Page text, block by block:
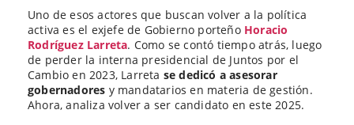
Uno de esos actores que buscan volver a la política
activa es el exjefe de Gobierno porteño Horacio
Rodríguez Larreta. Como se contó tiempo atrás, luego
de perder la interna presidencial de Juntos por el
Cambio en 2023, Larreta se dedicó a asesorar
gobernadores y mandatarios en materia de gestión.
Ahora, analiza volver a ser candidato en este 2025.